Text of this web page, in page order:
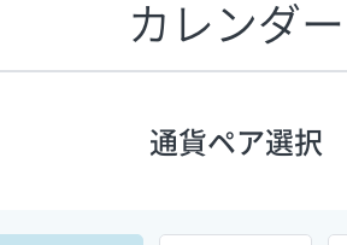
あたりの
ポイント
カレンダー
通貨ペア選択